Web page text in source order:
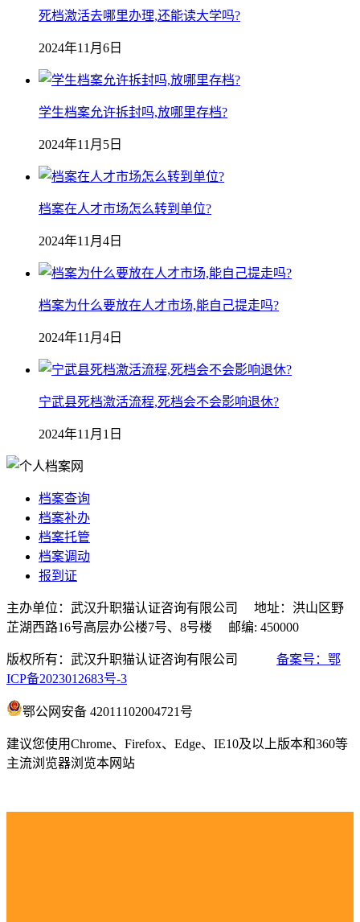
死档激活去哪里办理,还能读大学吗?
2024年11月6日
学生档案允许拆封吗,放哪里存档?
2024年11月5日
档案在人才市场怎么转到单位?
2024年11月4日
档案为什么要放在人才市场,能自己提走吗?
2024年11月4日
宁武县死档激活流程,死档会不会影响退休?
2024年11月1日
档案查询
档案补办
档案托管
档案调动
报到证
主办单位：武汉升职猫认证咨询有限公司 地址：洪山区野
芷湖西路16号高层办公楼7号、8号楼 邮编: 450000
版权所有：武汉升职猫认证咨询有限公司 备案号：鄂
ICP备2023012683号-3
鄂公网安备 42011102004721号
建议您使用Chrome、Firefox、Edge、IE10及以上版本和360等
主流浏览器浏览本网站